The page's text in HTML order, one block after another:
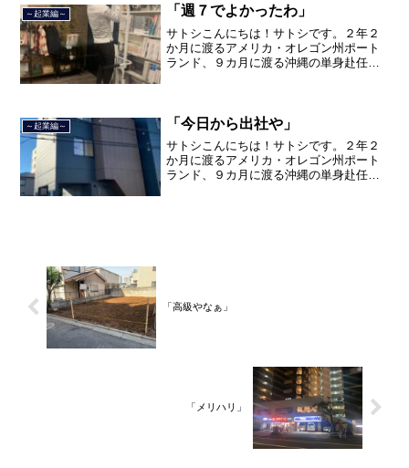
サラリーマン人生を卒業し、東京都品川
区南大井で不動産を主に取...
～起業編～ 「週７でよかったわ」
サトシこんにちは！サトシです。２年２
か月に渡るアメリカ・オレゴン州ポート
ランド、９カ月に渡る沖縄の単身赴任の
品川区南大井で不動産を主...
～起業編～ 「今日から出社や」
サトシこんにちは！サトシです。２年２
か月に渡るアメリカ・オレゴン州ポート
ランド、９カ月に渡る沖縄の単身赴任の
「高級やなぁ」
「メリハリ」